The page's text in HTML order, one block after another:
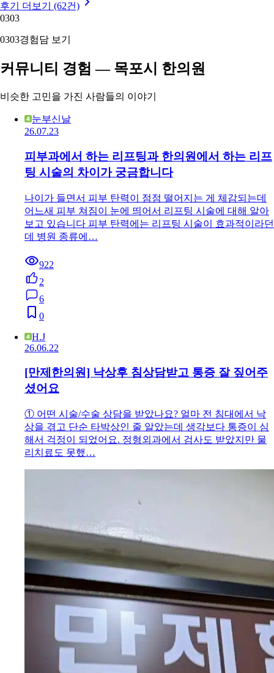
후기 더보기 (62건)
0303
0303경험담 보기
커뮤니티 경험 — 목포시 한의원
비슷한 고민을 가진 사람들의 이야기
눈부신날
26.07.23
피부과에서 하는 리프팅과 한의원에서 하는 리프
팅 시술의 차이가 궁금합니다
나이가 들면서 피부 탄력이 점점 떨어지는 게 체감되는데
어느새 피부 쳐짐이 눈에 띄어서 리프팅 시술에 대해 알아
보고 있습니다 피부 탄력에는 리프팅 시술이 효과적이라던
데 병원 종류에…
922
2
6
0
H.J
26.06.22
[만제한의원] 낙상후 침상담받고 통증 잘 짚어주
셨어요
① 어떤 시술/수술 상담을 받았나요? 얼마 전 침대에서 낙
상을 겪고 단순 타박상인 줄 알았는데 생각보다 통증이 심
해서 걱정이 되었어요. 정형외과에서 검사도 받았지만 물
리치료도 못했…